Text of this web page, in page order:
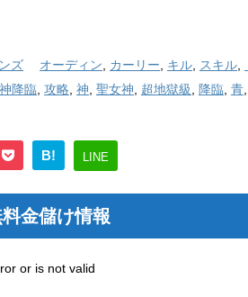
ズ オーディン カーリー キル スキル
降臨 攻略 神 聖女神 超地獄級 降臨 青
B! LINE
金儲け情報
or is not valid